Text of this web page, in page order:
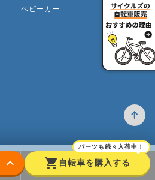
keyboard_arrow_down shopping_cart
パーツも続々入荷中！
自転車を購入する
ベビーカー
高価買取のワケ